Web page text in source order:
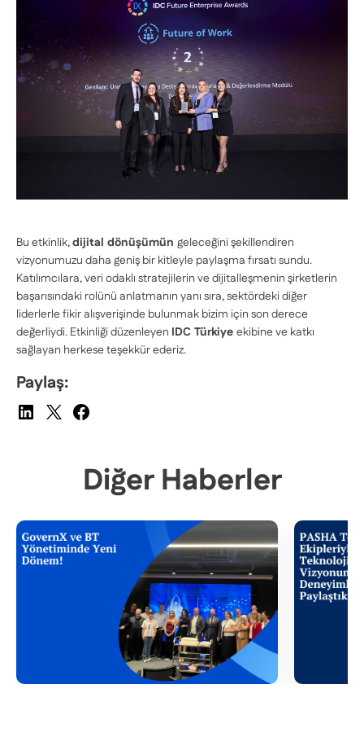
Bu etkinlik,dijital dönüşümün geleceğini şekillendiren
vizyonumuzu daha geniş bir kitleyle paylaşma fırsatı sundu.
Katılımcılara, veri odaklı stratejilerin ve dijitalleşmenin şirketlerin
başarısındaki rolünü anlatmanın yanı sıra, sektördeki diğer
liderlerle fikir alışverişinde bulunmak bizim için son derece
değerliydi. Etkinliği düzenleyen IDC Türkiye ekibine ve katkı
sağlayan herkese teşekkür ederiz.
Paylaş:
Diğer Haberler